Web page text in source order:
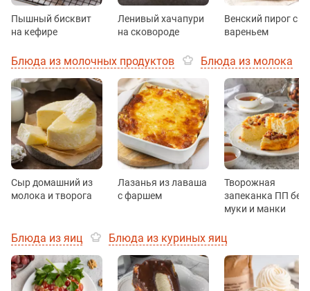
Пышный бисквит
на кефире
Ленивый хачапури
на сковороде
Венский пирог с
вареньем
Блюда из молочных продуктов Блюда из молока
Сыр домашний из
молока и творога
Лазанья из лаваша
с фаршем
Творожная
запеканка ПП без
муки и манки
Блюда из яиц Блюда из куриных яиц